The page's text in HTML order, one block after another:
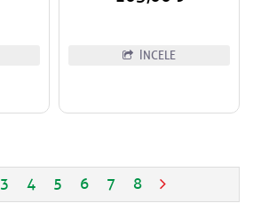
İNCELE
3 4 5 6 7 8